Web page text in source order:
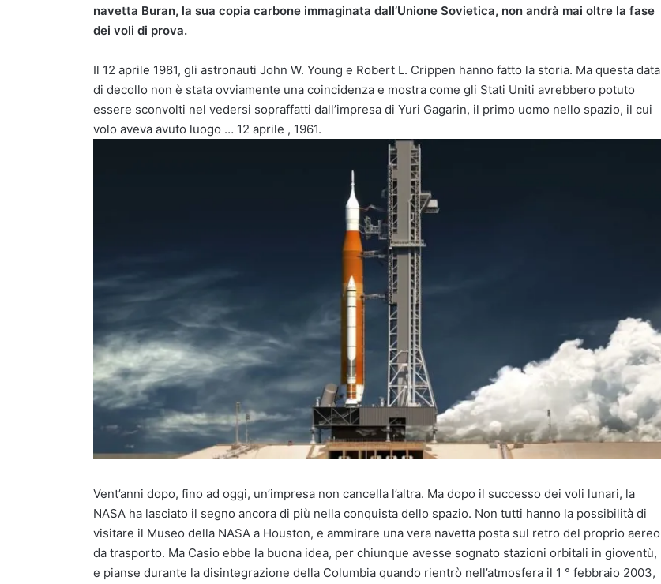
navetta Buran, la sua copia carbone immaginata dall’Unione Sovietica, non andrà mai oltre la fase
dei voli di prova.
Il 12 aprile 1981, gli astronauti John W. Young e Robert L. Crippen hanno fatto la storia. Ma questa data
di decollo non è stata ovviamente una coincidenza e mostra come gli Stati Uniti avrebbero potuto
essere sconvolti nel vedersi sopraffatti dall’impresa di Yuri Gagarin, il primo uomo nello spazio, il cui
volo aveva avuto luogo … 12 aprile , 1961.
Vent’anni dopo, fino ad oggi, un’impresa non cancella l’altra. Ma dopo il successo dei voli lunari, la
NASA ha lasciato il segno ancora di più nella conquista dello spazio. Non tutti hanno la possibilità di
visitare il Museo della NASA a Houston, e ammirare una vera navetta posta sul retro del proprio aereo
da trasporto. Ma Casio ebbe la buona idea, per chiunque avesse sognato stazioni orbitali in gioventù,
e pianse durante la disintegrazione della Columbia quando rientrò nell’atmosfera il 1 ° febbraio 2003,